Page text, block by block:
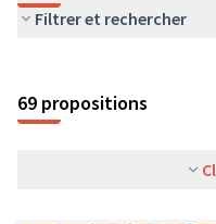
Filtrer et rechercher
69 propositions